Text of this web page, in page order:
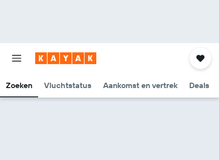
Zoeken Vluchtstatus Aankomst en vertrek Deals